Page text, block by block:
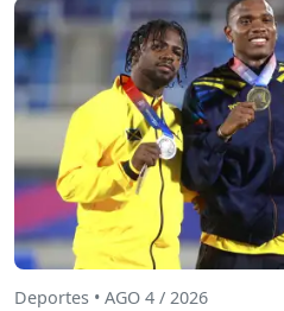
Deportes • AGO 4 / 2026